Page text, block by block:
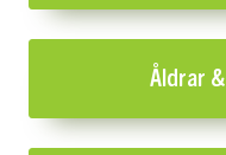
Åldrar